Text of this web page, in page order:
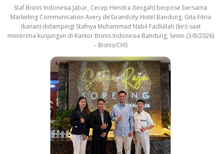
Staf Bisnis Indonesia Jabar, Cecep Hendra (tengah) berpose bersama
Marketing Communication Avery de’Grandcity Hotel Bandung, Gita Fitria
(kanan) didampingi Stafnya Muhammad Nabil Fadlullah (kiri) saat
menerima kunjungan di Kantor Bisnis Indonesia Bandung, Senin (3/8/2026)
– Bisnis/CHS